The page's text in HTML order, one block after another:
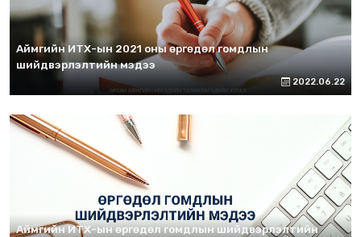
Аймгийн ИТХ-ын 2021 оны өргөдөл гомдлын
шийдвэрлэлтийн мэдээ
2022.06.22
Аймгийн ИТХ-ын өргөдөл гомдлын шийдвэрлэлтийн